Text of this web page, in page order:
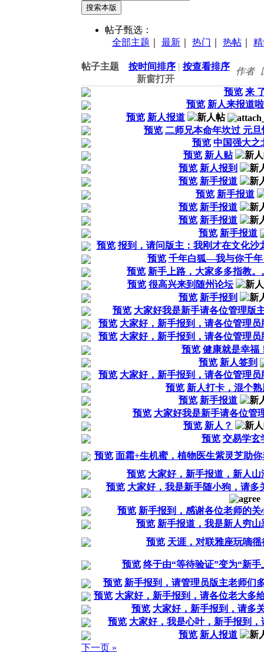
搜索本版
帖子甄选：
全部主题
最新 热门 热帖
帖子主题 按时间排序 | 按查看排序
新窗打开
作者
预览 来
预览 新人来报道啦
预览 新人报道
预览 二师兄本命年坎过 元旦
预览 中国强大之
预览 新人贴
预览 新人报到
预览 新手报道
预览 新手报道
预览 新手报道
预览 新手报道
预览 新手报道
预览 报到，请问版主：我刚才在文化沙
预览 千年白狐—我与你千年
预览 新手上路，大家多多指教。
预览 很高兴来到随州论坛
预览 新手报到
预览 大家好我是新手请各位管理版
预览 大家好，新手报到，请各位管理
预览 大家好，新手报到，请各位管理
预览 健康就是幸福
预览 新人签到
预览 大家好，新手报到，请各位管理
预览 新人打卡，混个
预览 新手报道
预览 大家好我是新手请各位管
预览 新人？
预览 交易学玄
预览 面霜+生机蜜，植物医生紫灵芝助
预览 大家好，新手报道，新人山
预览 大家好，我是新手随小狗，请多
预览 新手报到，感谢各位老师的关
预览 新手报道，我是新人穷山
预览 天涯，对联雅座玩嘀
预览 终于由“等待验证”变为“新手
预览 新手报到，请管理员版主老师们
预览 大家好，新手报到，请各位老大多
预览 大家好，新手报到，请多
预览 大家好，我是心叶，新手报到，
预览 新人报道
下一页 »